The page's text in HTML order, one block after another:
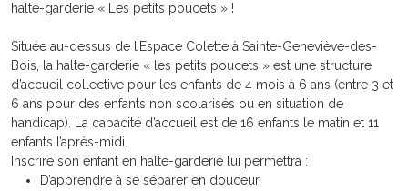
halte-garderie « Les petits poucets » !
Située au-dessus de l’Espace Colette à Sainte-Geneviève-des-
Bois, la halte-garderie « les petits poucets » est une structure
d’accueil collective pour les enfants de 4 mois à 6 ans (entre 3 et
6 ans pour des enfants non scolarisés ou en situation de
handicap). La capacité d’accueil est de 16 enfants le matin et 11
enfants l’après-midi.
Inscrire son enfant en halte-garderie lui permettra :
D’apprendre à se séparer en douceur,